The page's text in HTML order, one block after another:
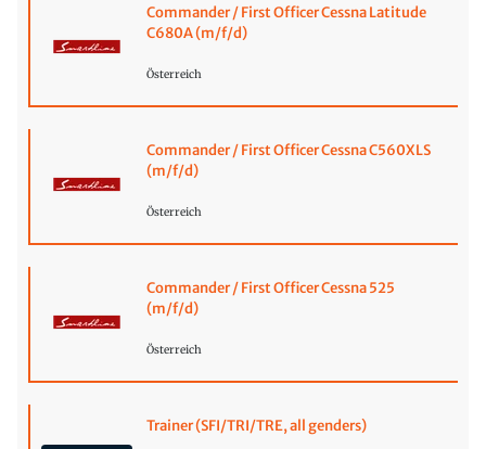
Commander / First Officer Cessna Latitude
C680A (m/f/d)
Österreich
Commander / First Officer Cessna C560XLS
(m/f/d)
Österreich
Commander / First Officer Cessna 525
(m/f/d)
Österreich
Trainer (SFI/TRI/TRE, all genders)